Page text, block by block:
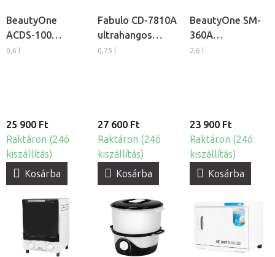
BeautyOne
ACDS-100
ultrahangos
0,6 l
25 900 Ft
Raktáron (24ó
kiszállítás)
Kosárba
Fabulo CD-7810A
ultrahangos
tisztító
0,75 l
27 600 Ft
Raktáron (24ó
kiszállítás)
Kosárba
BeautyOne SM-
360A
forrólevegős
2,6 l
23 900 Ft
Raktáron (24ó
kiszállítás)
Kosárba